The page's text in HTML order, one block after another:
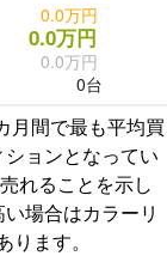
0.0万円
0.0万円
0.0万円
0台
月間で最も平均買
ョンとなってい
れることを示し
場合はカラーリ
ます。